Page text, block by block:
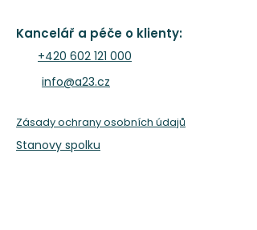
Kancelář a péče o klienty:
+420 602 121 000
info@a23.cz
Zásady ochrany osobních údajů
Stanovy spolku